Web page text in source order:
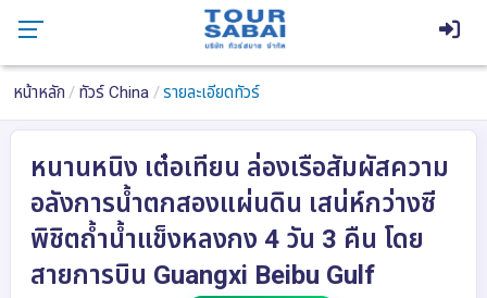
หน้าหลัก ทัวร์ China รายละเอียดทัวร์
หนานหนิง เต๋อเทียน ล่องเรือสัมผัสความ
อลังการน้ำตกสองแผ่นดิน เสน่ห์กว่างซี
พิชิตถ้ำน้ำแข็งหลงกง 4 วัน 3 คืน โดย
สายการบิน Guangxi Beibu Gulf